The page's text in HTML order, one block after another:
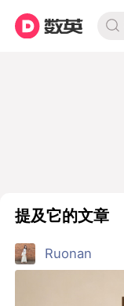
提及它的文章
Ruonan